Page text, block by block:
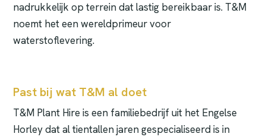
nadrukkelijk op terrein dat lastig bereikbaar is. T&M
noemt het een wereldprimeur voor
waterstoflevering.
Past bij wat T&M al doet
T&M Plant Hire is een familiebedrijf uit het Engelse
Horley dat al tientallen jaren gespecialiseerd is in